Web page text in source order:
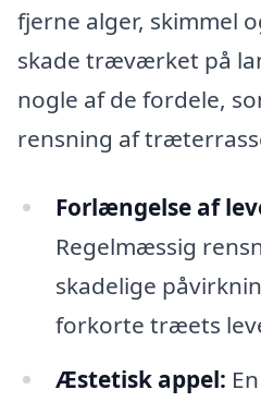
fjerne alger, skimmel
skade træværket på
nogle af de fordele,
rensning af
Forlængelse af
Regelmæssig
skadelige
forkorte træets
Æstetisk appel: